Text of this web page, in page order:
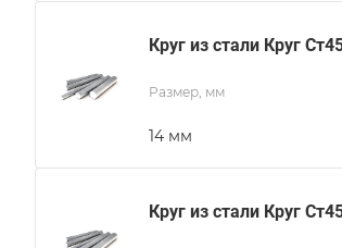
Круг из стали Круг
Размер, мм
14 мм
Круг из стали Круг